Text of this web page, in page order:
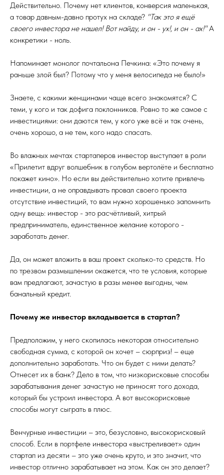
Действительно. Почему нет клиентов, конверсия маленькая,
а товар давным-давно протух на складе? "Так это я ещё
своего инвестора не нашел! Вот найду, и он - ух!, и он - ах!"А
конкретики - ноль.
Напоминает монолог почтальона Печкина: «Это почему я
раньше злой был? Потому что у меня велосипеда не было!»
Знаете, с какими женщинами чаще всего знакомятся? С
теми, у кого и так дофига поклонников. Ровно то же самое с
инвестициями: они даются тем, у кого уже всё и так очень,
очень хорошо, а не тем, кого надо спасать.
Во влажных мечтах стартаперов инвестор выступает в роли
«Прилетит вдруг волшебник в голубом вертолёте и бесплатно
покажет кино». Но если вы действительно хотите привлечь
инвестиции, а не оправдывать провал своего проекта
отсутствие инвестиций, то вам нужно хорошенько запомнить
одну вещь: инвестор - это расчётливый, хитрый
предприниматель, единственное желание которого -
заработать денег.
Да, он может вложить в ваш проект сколько-то средств. Но
по трезвом размышлении окажется, что те условия, которые
вам предлагают, зачастую в разы менее выгодны, чем
банальный кредит.
Почему же инвестор вкладывается в стартап?
Предположим, у него скопилась некоторая относительно
свободная сумма, с которой он хочет – сюрприз! – еще
дополнительно заработать. Что он будет с ними делать?
Отнесет их в банк? Дело в том, что низкорисковые способы
зарабатывания денег зачастую не приносят того дохода,
который бы устроил инвестора. А вот высокорисковые
способы могут сыграть в плюс.
Венчурные инвестиции – это, безусловно, высокорисковый
способ. Если в портфеле инвестора «выстреливает» один
стартап из десяти – это уже очень круто, и это значит, что
инвестор отлично зарабатывает на этом. Как он это делает?